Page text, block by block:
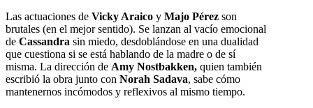
Las actuaciones de Vicky Araico y Majo Pérez son
brutales (en el mejor sentido). Se lanzan al vacío emocional
de Cassandra sin miedo, desdoblándose en una dualidad
que cuestiona si se está hablando de la madre o de sí
misma. La dirección de Amy Nostbakken, quien también
escribió la obra junto con Norah Sadava, sabe cómo
mantenernos incómodos y reflexivos al mismo tiempo.